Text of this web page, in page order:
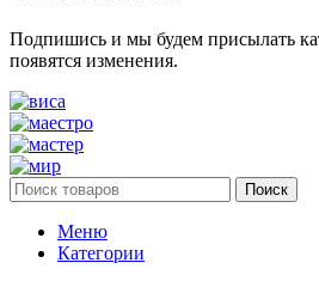
Подпишись и мы будем присылать
появятся изменения.
Поиск
Меню
Категории